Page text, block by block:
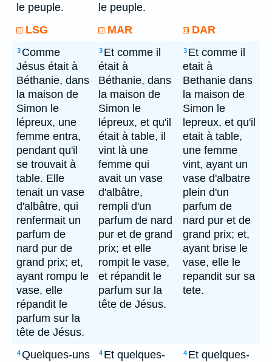
le peuple.
le peuple.
LSG MAR DAR
3 Comme
Jésus était à
Béthanie, dans
la maison de
Simon le
lépreux, une
femme entra,
pendant qu'il
se trouvait à
table. Elle
tenait un vase
d'albâtre, qui
renfermait un
parfum de
nard pur de
grand prix; et,
ayant rompu le
vase, elle
répandit le
parfum sur la
tête de Jésus.
3 Et comme il
était à
Béthanie, dans
la maison de
Simon le
lépreux, et qu'il
était à table, il
vint là une
femme qui
avait un vase
d'albâtre,
rempli d'un
parfum de nard
pur et de grand
prix; et elle
rompit le vase,
et répandit le
parfum sur la
tête de Jésus.
3 Et comme il
etait à
Bethanie dans
la maison de
Simon le
lepreux, et qu'il
etait à table,
une femme
vint, ayant un
vase d'albatre
plein d'un
parfum de
nard pur et de
grand prix; et,
ayant brise le
vase, elle le
repandit sur sa
tete.
4Quelques-uns
4 Et quelques-
4 Et quelques-